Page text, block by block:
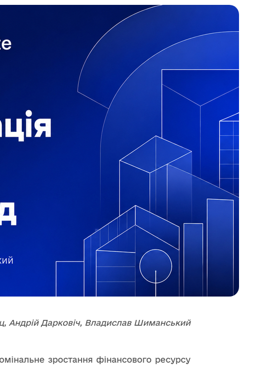
Андрій Дарковіч, Владислав Шиманський
зростання фінансового ресурсу